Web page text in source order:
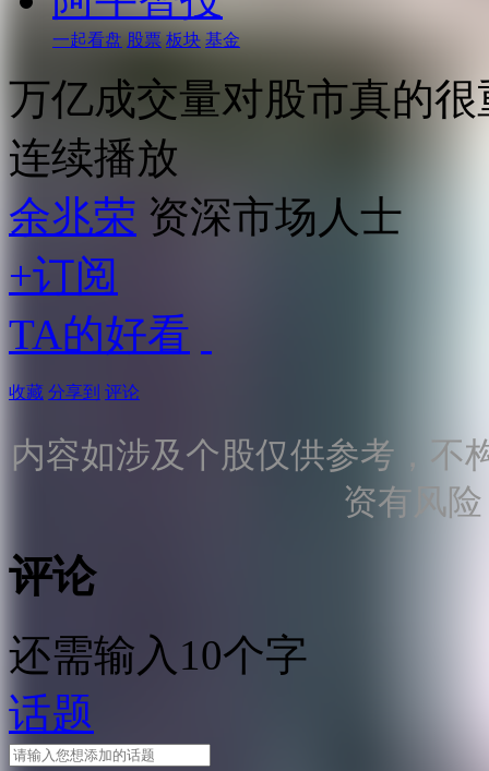
一起看盘 股票 板块 基金
万亿成交量对股市真的
连续播放
余兆荣 资深市场人士
+订阅
TA的好看
收藏 分享到 评论
内容如涉及个股仅供参考，不
资有风
评论
还需输入10个字
话题